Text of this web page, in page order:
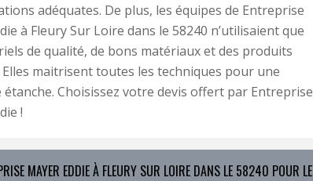
adéquates. De plus, les équipes de Entreprise
à Fleury Sur Loire dans le 58240 n’utilisaient que
de qualité, de bons matériaux et des produits
maitrisent toutes les techniques pour une
étanche. Choisissez votre devis offert par Entreprise
!
MAYER EDDIE À FLEURY SUR LOIRE DANS LE 58240 POUR LE